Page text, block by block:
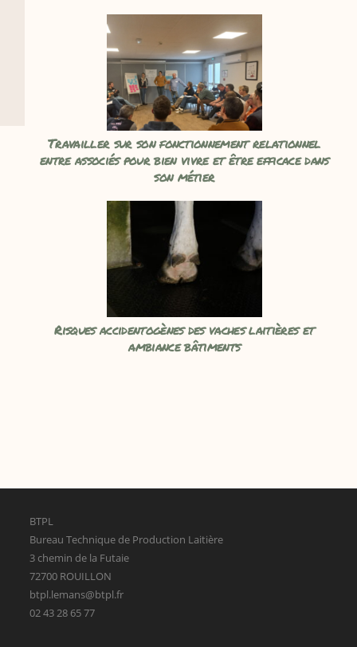
Travailler sur son fonctionnement relationnel
entre associés pour bien vivre et être efficace dans
son métier
Risques accidentogènes des vaches laitières et
ambiance bâtiments
BTPL
Bureau Technique de Production Laitière
3 chemin de la Futaie
72700 ROUILLON
btpl.lemans@btpl.fr
02 43 28 65 77